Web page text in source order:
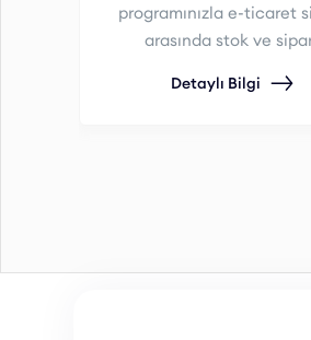
programınızla e-ticaret
arasında stok ve
Detaylı Bilgi